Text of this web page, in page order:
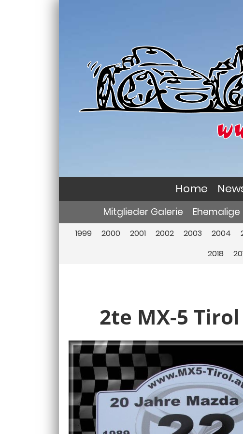
Home
Mitglieder Galerie
1999 2000 2001 2002 2003 2004
2018
2te MX-5